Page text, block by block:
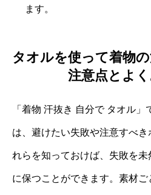
ます。
タオルを使って着物
注意点とよ
「着物 汗抜き 自分で タオル
は、避けたい失敗や注意すべき
れらを知っておけば、失敗を
に保つことができます。素材